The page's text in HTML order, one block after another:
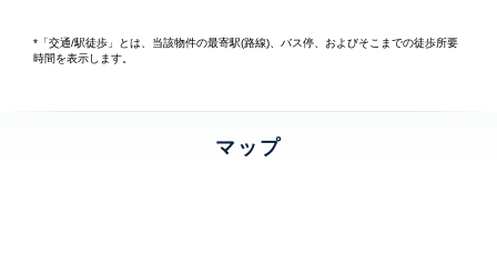
*「交通/駅徒歩」とは、当該物件の最寄駅(路線)、バス停、およびそこまでの徒歩所要
時間を表示します。
マップ